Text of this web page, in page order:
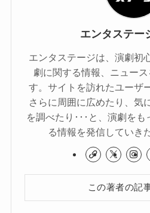
エンタステー
エンタステージは、演劇初
劇に関する情報、ニュー
す。サイトを訪れたユーザ
さらに周囲に広めたり、気
を調べたり･･･と、演劇を
る情報を発信していき
この著者の記